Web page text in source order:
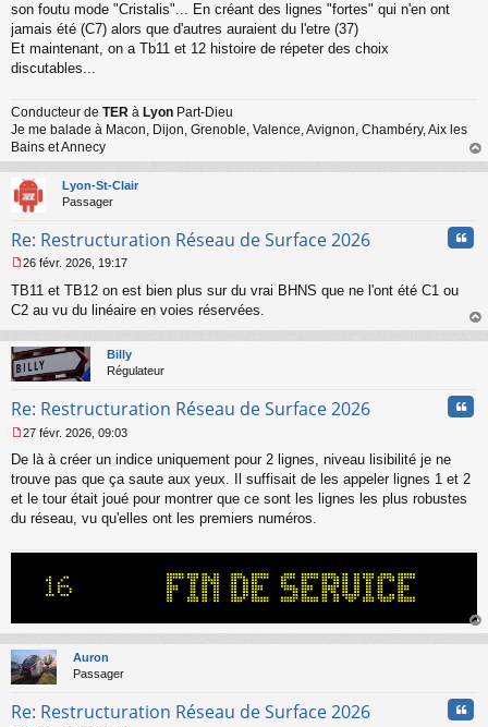
s
g
e
n
l
u
son foutu mode "Cristalis"... En créant des lignes "fortes" qui n'en ont
jamais été (C7) alors que d'autres auraient du l'etre (37)
Et maintenant, on a Tb11 et 12 histoire de répeter des choix
discutables...
Conducteur de TER à Lyon Part-Dieu
Je me balade à Macon, Dijon, Grenoble, Valence, Avignon, Chambéry, Aix les
Bains et Annecy
au
Lyon-St-Clair
Passager
Re: Restructuration Réseau de Surface 2026
e
s
a
g
e
o
l
u
26 févr. 2026, 19:17
TB11 et TB12 on est bien plus sur du vrai BHNS que ne l'ont été C1 ou
C2 au vu du linéaire en voies réservées.
au
Billy
Régulateur
Re: Restructuration Réseau de Surface 2026
e
s
s
g
u
27 févr. 2026, 09:03
De là à créer un indice uniquement pour 2 lignes, niveau lisibilité je ne
trouve pas que ça saute aux yeux. Il suffisait de les appeler lignes 1 et 2
et le tour était joué pour montrer que ce sont les lignes les plus robustes
du réseau, vu qu'elles ont les premiers numéros.
au
Auron
Passager
Re: Restructuration Réseau de Surface 2026